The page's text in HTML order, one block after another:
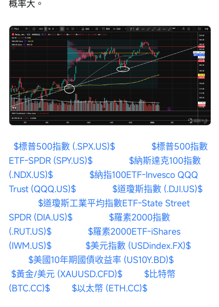
概率大。
$標普500指數 (.SPX.US)$
$標普500指數
ETF-SPDR (SPY.US)$
$納斯達克100指數
(.NDX.US)$
$納指100ETF-Invesco QQQ
Trust (QQQ.US)$
$道瓊斯指數 (.DJI.US)$
$道瓊斯工業平均指數ETF-State Street
SPDR (DIA.US)$
$羅素2000指數
(.RUT.US)$
$羅素2000ETF-iShares
(IWM.US)$
$美元指數 (USDindex.FX)$
$美國10年期國債收益率 (US10Y.BD)$
$黃金/美元 (XAUUSD.CFD)$
$比特幣
(BTC.CC)$
$以太幣 (ETH.CC)$